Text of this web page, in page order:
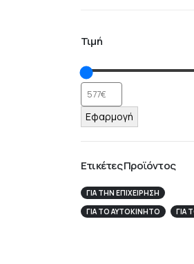
Τιμή
Εφαρμογή
Ετικέτες Προϊόντος
ΓΙΑ ΤΗΝ ΕΠΙΧΕΊΡΗΣΉ
ΓΙΑ ΤΟ ΑΥΤΟΚΊΝΗΤΟ
ΓΙΑ